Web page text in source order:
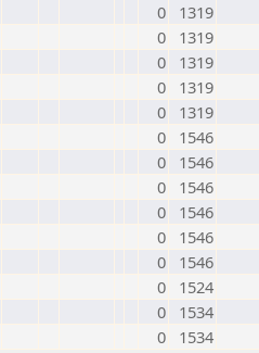
0
1319
0
1319
0
1319
0
1319
0
1319
0
1546
0
1546
0
1546
0
1546
0
1546
0
1546
0
1524
0
1534
0 1534